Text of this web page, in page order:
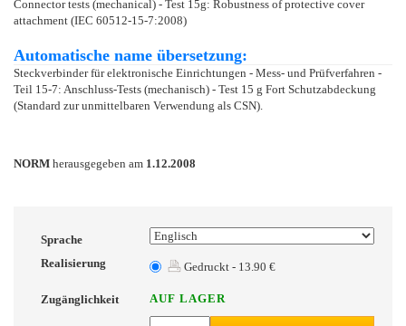
Connector tests (mechanical) - Test 15g: Robustness of protective cover
attachment (IEC 60512-15-7:2008)
Automatische name übersetzung:
Steckverbinder für elektronische Einrichtungen - Mess- und Prüfverfahren -
Teil 15-7: Anschluss-Tests (mechanisch) - Test 15 g Fort Schutzabdeckung
(Standard zur unmittelbaren Verwendung als CSN).
NORM herausgegeben am 1.12.2008
Sprache
Realisierung
Gedruckt - 13.90 €
Zugänglichkeit AUF LAGER